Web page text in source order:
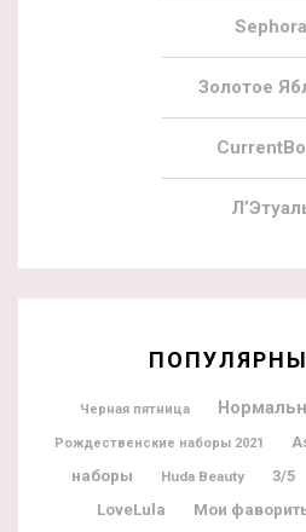
Sephora
Золотое
Черная пятница
Рождественские наборы 2021
наборы
Huda Beauty 3/5
LoveLula Мои